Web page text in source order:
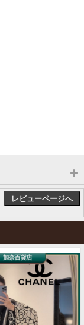
レビューページへ